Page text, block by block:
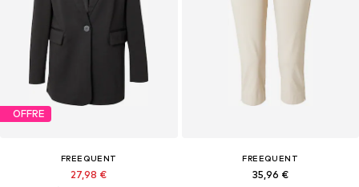
OFFRE
FREEQUENT
27,98 €
FREEQUENT
35,96 €